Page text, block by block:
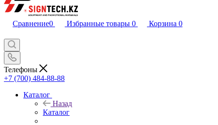
Сравнение0 Избранные товары 0 Корзина 0
Телефоны
+7 (700) 484-88-88
Каталог
Назад
Каталог